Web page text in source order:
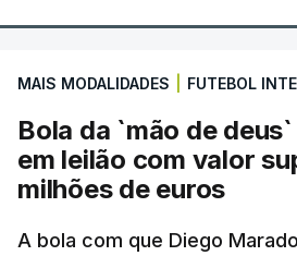
MAIS MODALIDADES FUTEBOL
Bola da `mão de
em leilão com valor
milhões de euros
A bola com que Diego